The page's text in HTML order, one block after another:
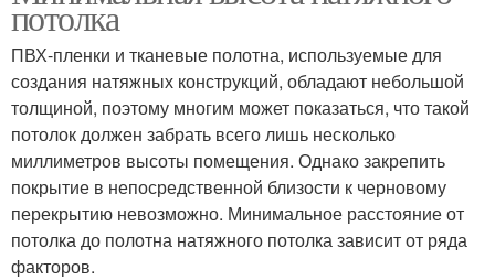
потолка
ПВХ-пленки и тканевые полотна, используемые для
создания натяжных конструкций, обладают небольшой
толщиной, поэтому многим может показаться, что такой
потолок должен забрать всего лишь несколько
миллиметров высоты помещения. Однако закрепить
покрытие в непосредственной близости к черновому
перекрытию невозможно. Минимальное расстояние от
потолка до полотна натяжного потолка зависит от ряда
факторов.